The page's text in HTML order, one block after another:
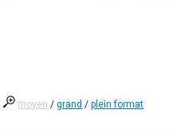
moyen /grand /plein format